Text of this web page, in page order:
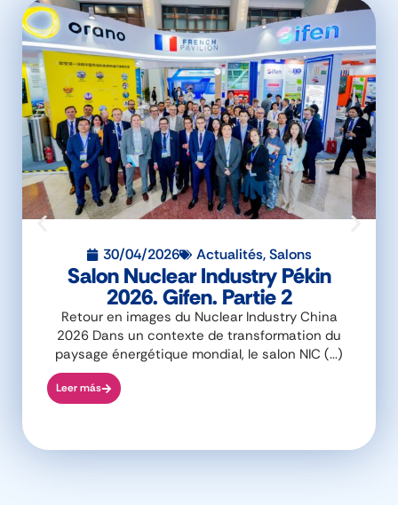
30/04/2026 Actualités,Salons
Salon Nuclear Industry Pékin
2026. Gifen. Partie 2
Retour en images du Nuclear Industry China
2026 Dans un contexte de transformation du
paysage énergétique mondial, le salon NIC (...)
Leer más